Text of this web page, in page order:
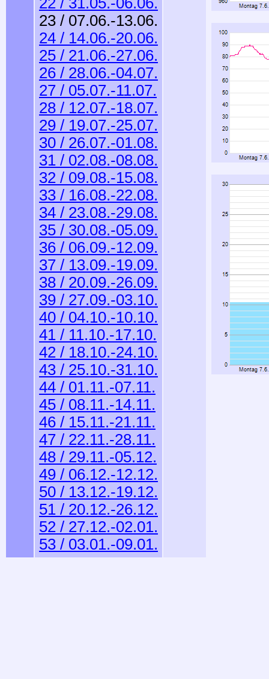
23 / 07.06.-13.06.
24 / 14.06.-20.06.
25 / 21.06.-27.06.
26 / 28.06.-04.07.
27 / 05.07.-11.07.
28 / 12.07.-18.07.
29 / 19.07.-25.07.
30 / 26.07.-01.08.
31 / 02.08.-08.08.
32 / 09.08.-15.08.
33 / 16.08.-22.08.
34 / 23.08.-29.08.
35 / 30.08.-05.09.
36 / 06.09.-12.09.
37 / 13.09.-19.09.
38 / 20.09.-26.09.
39 / 27.09.-03.10.
40 / 04.10.-10.10.
41 / 11.10.-17.10.
42 / 18.10.-24.10.
43 / 25.10.-31.10.
44 / 01.11.-07.11.
45 / 08.11.-14.11.
46 / 15.11.-21.11.
47 / 22.11.-28.11.
48 / 29.11.-05.12.
49 / 06.12.-12.12.
50 / 13.12.-19.12.
51 / 20.12.-26.12.
52 / 27.12.-02.01.
53 / 03.01.-09.01.